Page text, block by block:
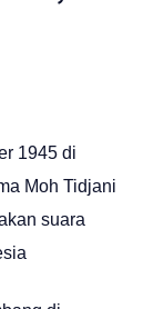
1945 di
Moh Tidjani
suara